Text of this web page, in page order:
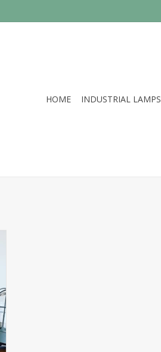
HOME INDUSTRIAL LAMPS